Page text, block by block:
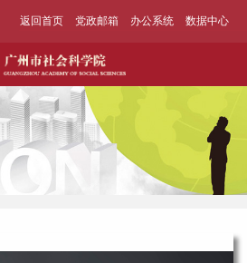
返回首页 党政邮箱 办公系统 数据中心